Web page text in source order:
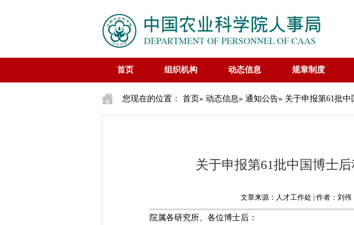
首页 组织机构 动态信息 规章制度
您现在的位置： 首页» 动态信息» 通知公告» 关于申报第61批
关于申报第61批中国博士
文章来源：人才工作处 | 作者：刘伟
院属各研究所、各位博士后：